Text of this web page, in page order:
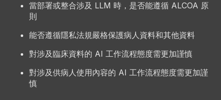
當部署或整合涉及 LLM 時，是否能遵循 ALCOA 原
則
能否遵循隱私法規嚴格保護病人資料和其他資料
對涉及臨床資料的 AI 工作流程態度需更加謹慎
對涉及供病人使用內容的 AI 工作流程態度需更加謹
慎